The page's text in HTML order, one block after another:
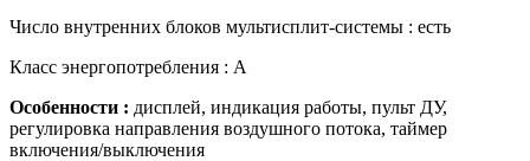
Число внутренних блоков мультисплит-системы : есть
Класс энергопотребления : A
Особенности : дисплей, индикация работы, пульт ДУ,
регулировка направления воздушного потока, таймер
включения/выключения